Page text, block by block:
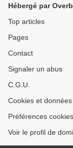
Hébergé par
Top articles
Pages
Contact
Signaler un abus
C.G.U.
Cookies et
Préférences cookies
Voir le profil de